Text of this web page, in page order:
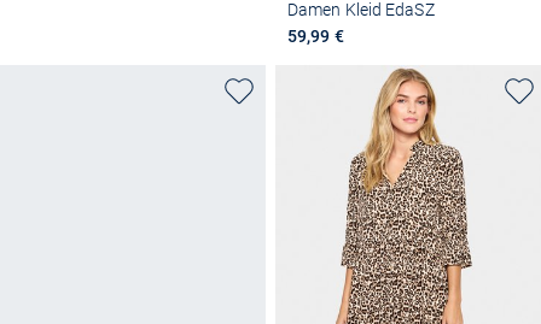
Damen Kleid EdaSZ
59,99 €